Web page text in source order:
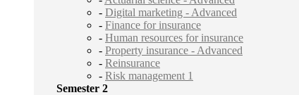
- Digital marketing - Advanced
- Finance for insurance
- Human resources for insurance
- Property insurance - Advanced
- Reinsurance
- Risk management 1
Semester 2